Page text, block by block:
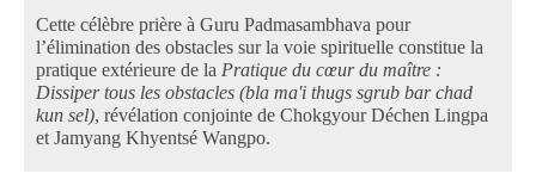
Cette célèbre prière à Guru Padmasambhava pour
l’élimination des obstacles sur la voie spirituelle constitue la
pratique extérieure de la Pratique du cœur du maître :
Dissiper tous les obstacles (bla ma'i thugs sgrub bar chad
kun sel), révélation conjointe de Chokgyour Déchen Lingpa
et Jamyang Khyentsé Wangpo.